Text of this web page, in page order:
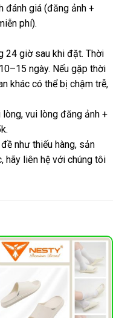
đánh giá (đăng ảnh +
phí).
24 giờ sau khi đặt. Thời
ngày. Nếu gặp thời
khác có thể bị chậm trễ,
lòng, vui lòng đăng ảnh +
như thiếu hàng, sản
hãy liên hệ với chúng tôi